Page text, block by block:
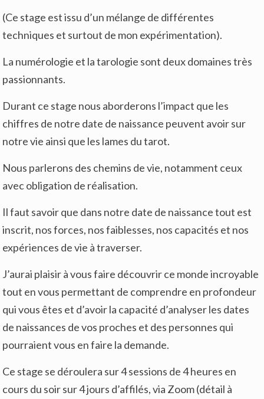
(Ce stage est issu d’un mélange de différentes
techniques et surtout de mon expérimentation).
La numérologie et la tarologie sont deux domaines très
passionnants.
Durant ce stage nous aborderons l’impact que les
chiffres de notre date de naissance peuvent avoir sur
notre vie ainsi que les lames du tarot.
Nous parlerons des chemins de vie, notamment ceux
avec obligation de réalisation.
Il faut savoir que dans notre date de naissance tout est
inscrit, nos forces, nos faiblesses, nos capacités et nos
expériences de vie à traverser.
J’aurai plaisir à vous faire découvrir ce monde incroyable
tout en vous permettant de comprendre en profondeur
qui vous êtes et d’avoir la capacité d’analyser les dates
de naissances de vos proches et des personnes qui
pourraient vous en faire la demande.
Ce stage se déroulera sur 4 sessions de 4 heures en
cours du soir sur 4 jours d’affilés, via Zoom (détail à